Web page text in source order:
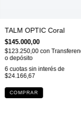
TALM OPTIC Coral
$145.000,00
$123.250,00con
o depósito
6 cuotas sin interés de
$24.166,67